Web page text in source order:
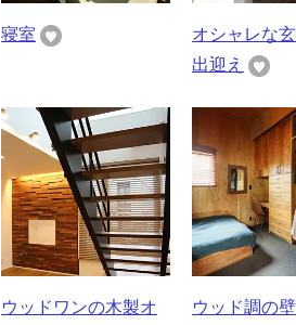
寝室
オシャレな
出迎え
ウッドワンの木製オ
ウッド調の